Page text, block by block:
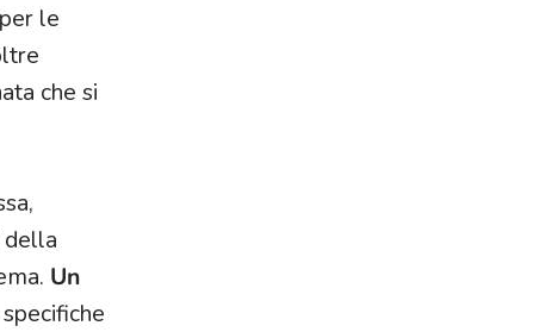
le
che si
della
Un